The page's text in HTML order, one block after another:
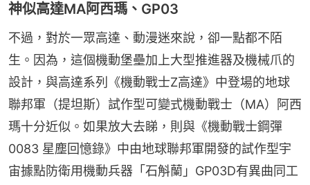
神似高達MA阿西瑪、GP03
不過，對於一眾高達、動漫迷來說，卻一點都不陌
生。因為，這個機動堡壘加上大型推進器及機械爪的
設計，與高達系列《機動戰士Z高達》中登場的地球
聯邦軍（提坦斯）試作型可變式機動戰士（MA）阿西
瑪十分近似。如果放大去睇，則與《機動戰士鋼彈
0083 星塵回憶錄》中由地球聯邦軍開發的試作型宇
宙據點防衛用機動兵器「石斛蘭」GP03D有異曲同工